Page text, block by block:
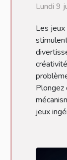
de
Lundi 9
Les jeux
Plongez
jeux